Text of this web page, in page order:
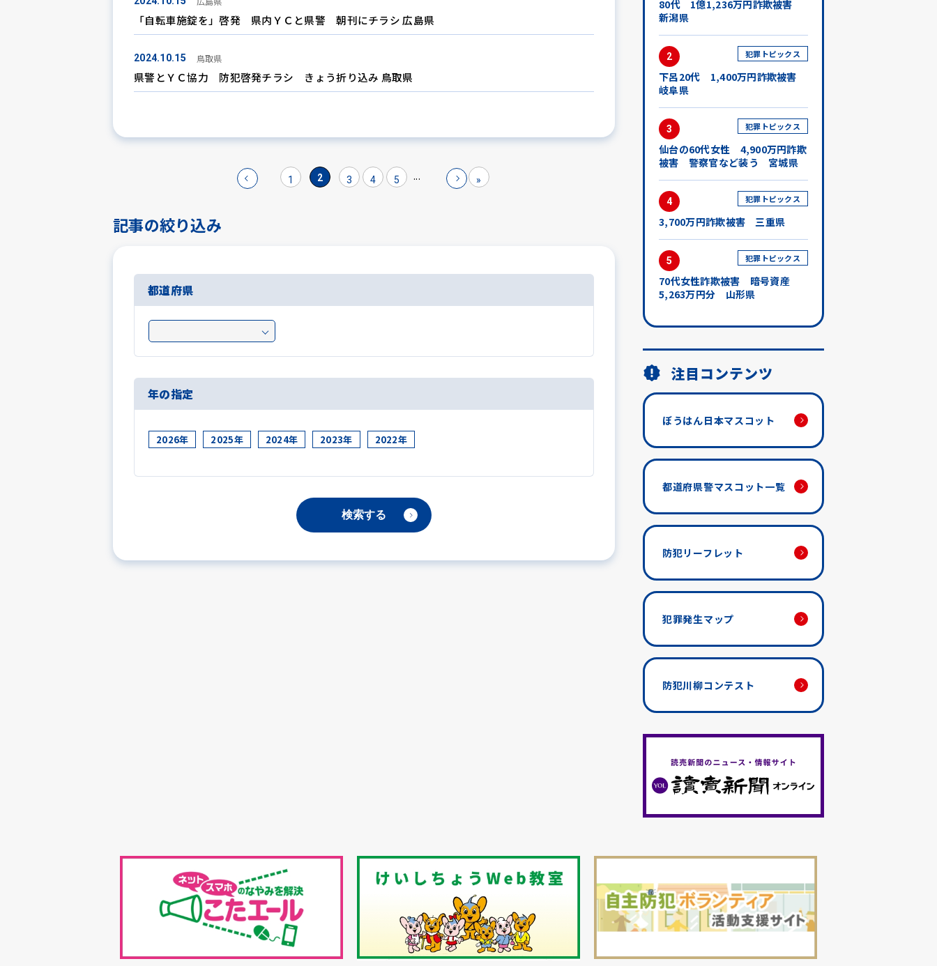
「自転車施錠を」啓発 県内ＹＣと県警 朝刊にチラシ 広島県
2024.10.15 鳥取県
県警とＹＣ協力 防犯啓発チラシ きょう折り込み 鳥取県
1 2 3 4 5 ... »
記事の絞り込み
都道府県
年の指定
2026年 2025年 2024年 2023年 2022年
80代 1億1,236万円詐欺被害
新潟県
2 犯罪トピックス
下呂20代 1,400万円詐欺被害
岐阜県
3 犯罪トピックス
仙台の60代女性 4,900万円詐欺
被害 警察官など装う 宮城県
4 犯罪トピックス
3,700万円詐欺被害 三重県
5 犯罪トピックス
70代女性詐欺被害 暗号資産
5,263万円分 山形県
注目コンテンツ
ぼうはん日本マスコット
都道府県警マスコット一覧
防犯リーフレット
犯罪発生マップ
防犯川柳コンテスト